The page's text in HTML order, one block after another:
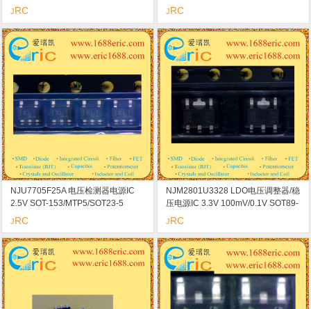
marking/标记 T8 输出配置：N沟
JRC
marking/标记 1J6 输出配置：N沟
JRC
NJU7705F25A 电压检测器电源IC
2.5V SOT-153/MTP5/SOT23-5
marking/标记 1K 输出配置：N沟
JRC
NJM2801U3328 LDO电压调整器/稳
压电源IC 3.3V 100mV/0.1V SOT89-
5 marking/标记 22G 短路保护 过热
JRC